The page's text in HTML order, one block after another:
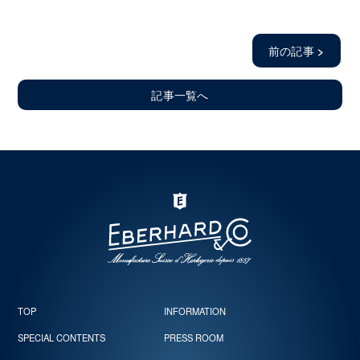
前の記事 >
記事一覧へ
TOP INFORMATION
SPECIAL CONTENTS PRESS ROOM